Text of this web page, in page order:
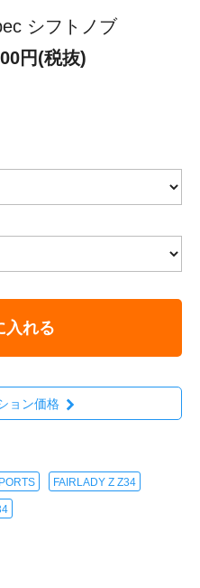
シフトノブ
円(税抜)
入れる
ョン価格
FAIRLADY Z Z34